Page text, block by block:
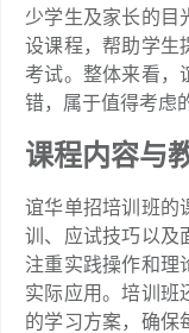
少学生及家长的目
设课程，帮助学生
考试。整体来看，
错，属于值得考虑
课程内容与
谊华单招培训班的
训、应试技巧以及
注重实践操作和理
实际应用。培训班
的学习方案，确保